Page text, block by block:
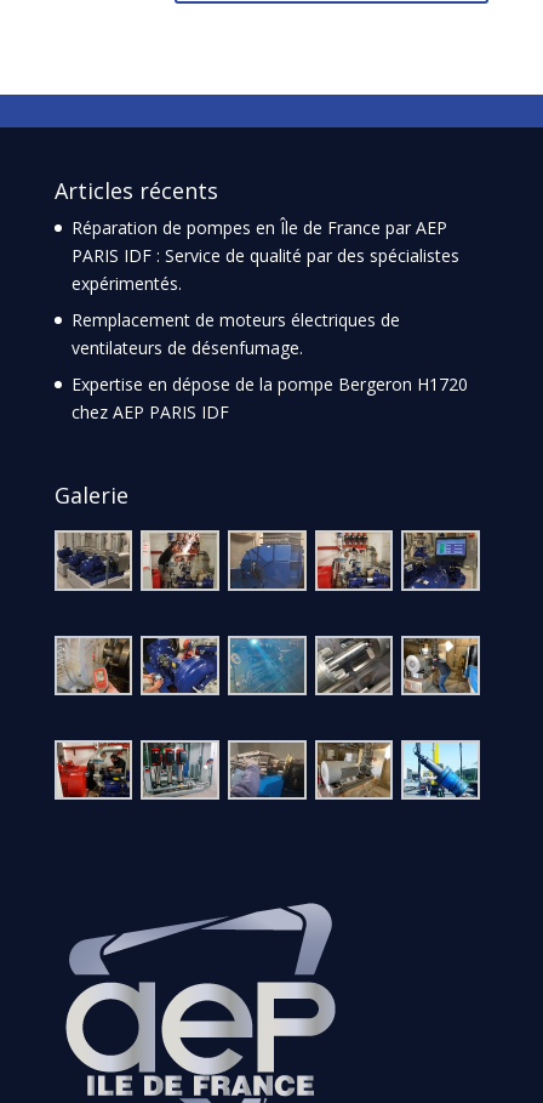
Articles récents
Réparation de pompes en Île de France par AEP
PARIS IDF : Service de qualité par des spécialistes
expérimentés.
Remplacement de moteurs électriques de
ventilateurs de désenfumage.
Expertise en dépose de la pompe Bergeron H1720
chez AEP PARIS IDF
Galerie